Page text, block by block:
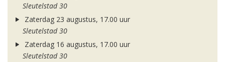
Sleutelstad 30
Zaterdag 23 augustus, 17.00 uur
Sleutelstad 30
Zaterdag 16 augustus, 17.00 uur
Sleutelstad 30